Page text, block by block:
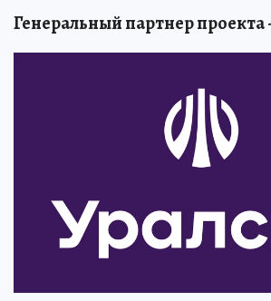
Генеральный партнер проекта